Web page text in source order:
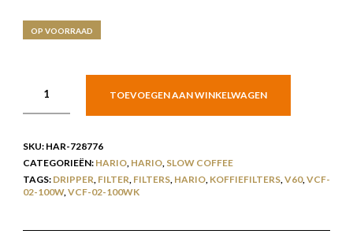
OP VOORRAAD
TOEVOEGEN AAN WINKELWAGEN
SKU: HAR-728776
CATEGORIEËN: HARIO, HARIO, SLOW COFFEE
TAGS: DRIPPER, FILTER, FILTERS, HARIO, KOFFIEFILTERS,V60,VCF-
02-100W,VCF-02-100WK